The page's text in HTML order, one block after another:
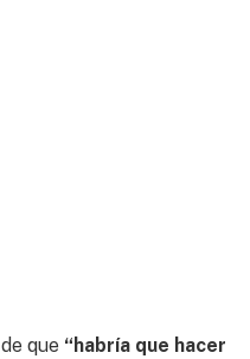
que “habría que hacer